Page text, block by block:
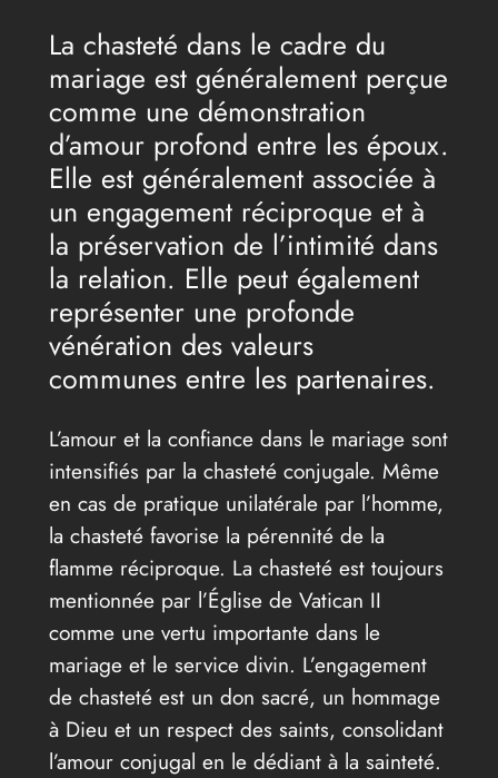
La chasteté dans le cadre du
mariage est généralement perçue
comme une démonstration
d’amour profond entre les époux.
Elle est généralement associée à
un engagement réciproque et à
la préservation de l’intimité dans
la relation. Elle peut également
représenter une profonde
vénération des valeurs
communes entre les partenaires.
L’amour et la confiance dans le mariage sont
intensifiés par la chasteté conjugale. Même
en cas de pratique unilatérale par l’homme,
la chasteté favorise la pérennité de la
flamme réciproque. La chasteté est toujours
mentionnée par l’Église de Vatican II
comme une vertu importante dans le
mariage et le service divin. L’engagement
de chasteté est un don sacré, un hommage
à Dieu et un respect des saints, consolidant
l’amour conjugal en le dédiant à la sainteté.